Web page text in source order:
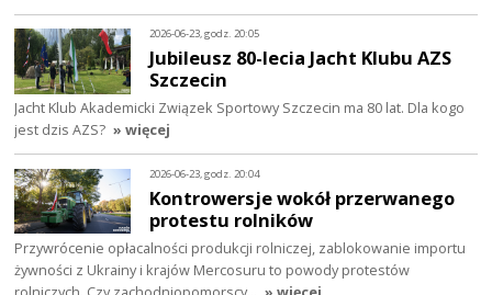
2026-06-23, godz. 20:05
Jubileusz 80-lecia Jacht Klubu AZS
Szczecin
Jacht Klub Akademicki Związek Sportowy Szczecin ma 80 lat. Dla kogo
jest dzis AZS? » więcej
2026-06-23, godz. 20:04
Kontrowersje wokół przerwanego
protestu rolników
Przywrócenie opłacalności produkcji rolniczej, zablokowanie importu
żywności z Ukrainy i krajów Mercosuru to powody protestów